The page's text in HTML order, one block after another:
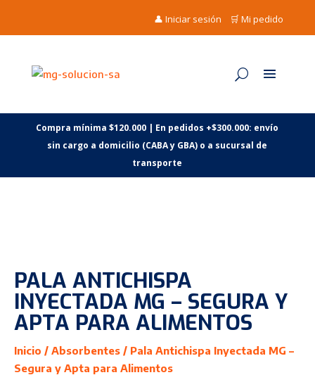
👤 Iniciar sesión 🛒 Mi pedido
Compra mínima $120.000 | En pedidos +$300.000: envío
sin cargo a domicilio (CABA y GBA) o a sucursal de
transporte
PALA ANTICHISPA
INYECTADA MG – SEGURA Y
APTA PARA ALIMENTOS
Inicio / Absorbentes / Pala Antichispa Inyectada MG –
Segura y Apta para Alimentos